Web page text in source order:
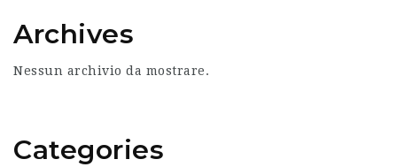
Archives
Nessun archivio da mostrare.
Categories